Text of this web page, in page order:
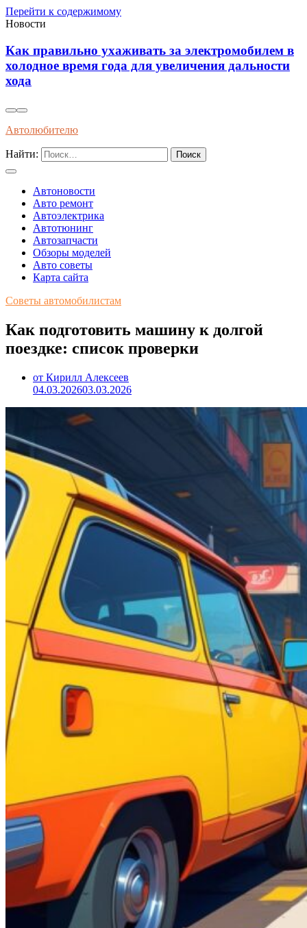
Перейти к содержимому
Новости
в Современные методы диагностики и
профилактики износа автоматических
Автолюбителю
Найти:
Автоновости
Авто ремонт
Автоэлектрика
Автотюнинг
Автозапчасти
Обзоры моделей
Авто советы
Карта сайта
Советы автомобилистам
Как подготовить машину к долгой
поездке: список проверки
от Кирилл Алексеев
04.03.202603.03.2026